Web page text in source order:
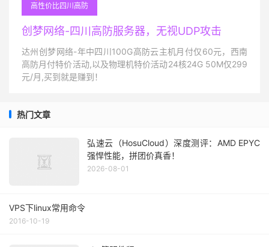
高性价比四川高防
创梦网络-四川高防服务器，无视UDP攻击
达州创梦网络-年中四川100G高防云主机月付仅60元，西南
高防月付特价活动,以及物理机特价活动24核24G 50M仅299
元/月,买到就是赚到！
热门文章
弘速云（HosuCloud）深度测评：AMD EPYC
强悍性能，拼团价真香！
2026-08-01
VPS下linux常用命令
2016-10-19